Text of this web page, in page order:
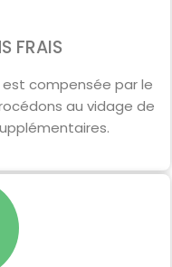
FRAIS
compensée par le
au vidage de